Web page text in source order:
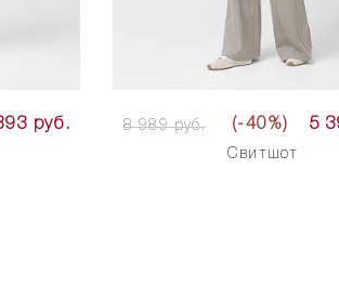
руб. 8 989 руб. (-40%) 5
Свитшот